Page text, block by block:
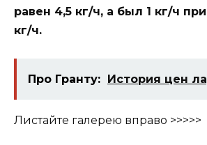
равен 4,5 кг/ч, а был 1 кг/ч
кг/ч.
Про Гранту: История цен
Листайте галерею вправо >>>>>